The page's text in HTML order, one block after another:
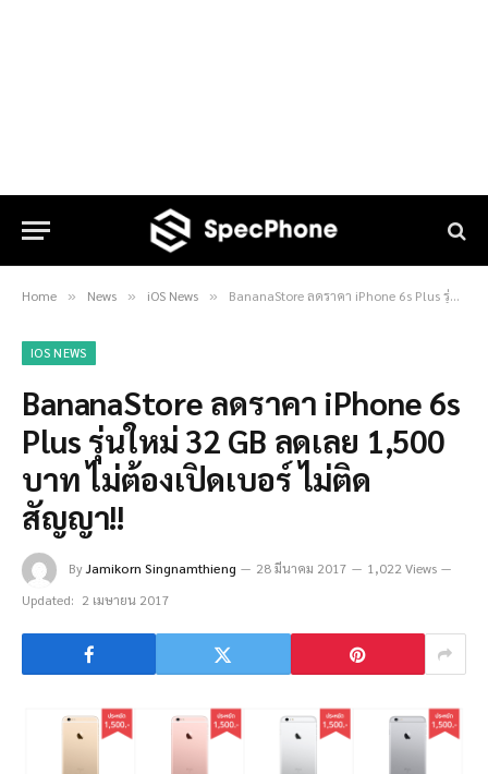
Home » News » iOS News » BananaStore ลดราคา iPhone 6s Plus รุ่นใหม่ 32 GB ลดเลย 1,500 บาท ไม่ต้องเปิดเบอร์ ไม่ติดสัญญา!!
IOS NEWS
BananaStore ลดราคา iPhone 6s
Plus รุ่นใหม่ 32 GB ลดเลย 1,500
บาท ไม่ต้องเปิดเบอร์ ไม่ติด
สัญญา!!
ByJamikorn Singnamthieng 28 มีนาคม 2017
1,022 Views
Updated: 2 เมษายน 2017